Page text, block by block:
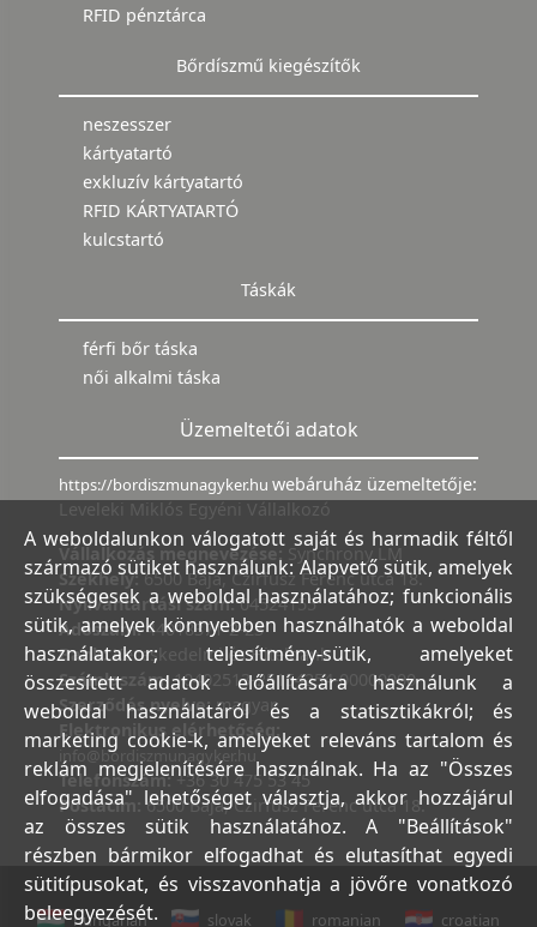
RFID pénztárca
Bőrdíszmű kiegészítők
neszesszer
kártyatartó
exkluzív kártyatartó
RFID KÁRTYATARTÓ
kulcstartó
Táskák
férfi bőr táska
női alkalmi táska
Üzemeltetői adatok
https://bordiszmunagyker.hu webáruház üzemeltetője:
Leveleki Miklós Egyéni Vállalkozó
Vállalkozás megnevezése: Synchrony LM
Székhely:6500 Baja, Czirfusz Ferenc utca 18.
Nyilvántartási szám:04524155
Adószám:44018371-2-23
Bank:Kereskedelmi és Hitelbank
Számlaszám:10402513-25154254-00000000
Szerződés nyelve:magyar
Elektronikus elérhetőség:
info@bordiszmunagyker.hu
Telefonszám: +36 30 475 53 45
Postacím:6500 Baja, Czirfusz Ferenc utca 18.
hungarian slovak romanian croatian
A weboldalunkon válogatott saját és harmadik féltől
származó sütiket használunk: Alapvető sütik, amelyek
szükségesek a weboldal használatához; funkcionális
sütik, amelyek könnyebben használhatók a weboldal
használatakor; teljesítmény-sütik, amelyeket
összesített adatok előállítására használunk a
weboldal használatáról és a statisztikákról; és
marketing cookie-k, amelyeket releváns tartalom és
reklám megjelenítésére használnak. Ha az "Összes
elfogadása" lehetőséget választja, akkor hozzájárul
az összes sütik használatához. A "Beállítások"
részben bármikor elfogadhat és elutasíthat egyedi
sütitípusokat, és visszavonhatja a jövőre vonatkozó
beleegyezését.